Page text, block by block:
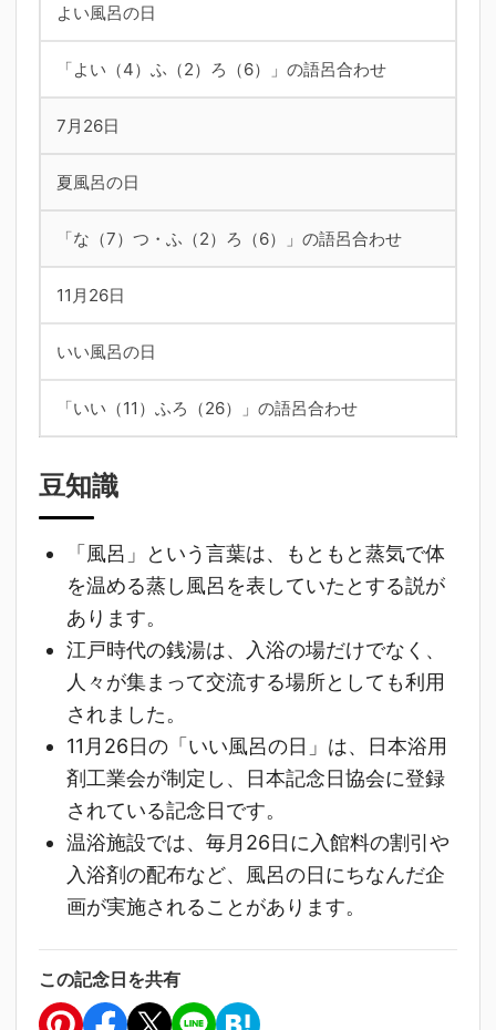
よい風呂の日
「よい（4）ふ（2）ろ（6）」の語呂合わせ
7月26日
夏風呂の日
「な（7）つ・ふ（2）ろ（6）」の語呂合わせ
11月26日
いい風呂の日
「いい（11）ふろ（26）」の語呂合わせ
豆知識
「風呂」という言葉は、もともと蒸気で体
を温める蒸し風呂を表していたとする説が
あります。
江戸時代の銭湯は、入浴の場だけでなく、
人々が集まって交流する場所としても利用
されました。
11月26日の「いい風呂の日」は、日本浴用
剤工業会が制定し、日本記念日協会に登録
されている記念日です。
温浴施設では、毎月26日に入館料の割引や
入浴剤の配布など、風呂の日にちなんだ企
画が実施されることがあります。
この記念日を共有